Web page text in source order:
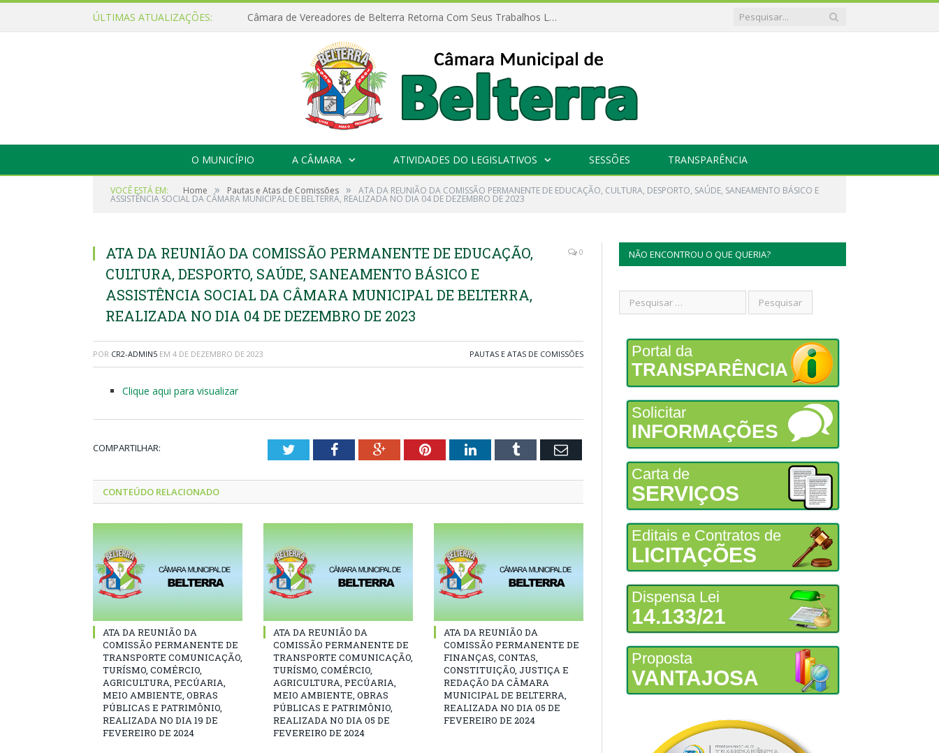
ÚLTIMAS ATUALIZAÇÕES: Câmara de Vereadores de Belterra Retorna Com Seus Trabalhos Legislativos
O MUNICÍPIO A CÂMARA ATIVIDADES DO LEGISLATIVOS SESSÕES TRANSPARÊNCIA
VOCÊ ESTÁ EM: Home » Pautas e Atas de Comissões » ATA DA REUNIÃO DA COMISSÃO PERMANENTE DE EDUCAÇÃO, CULTURA, DESPORTO, SAÚDE, SANEAMENTO BÁSICO E
ASSISTÊNCIA SOCIAL DA CÂMARA MUNICIPAL DE BELTERRA, REALIZADA NO DIA 04 DE DEZEMBRO DE 2023
ATA DA REUNIÃO DA COMISSÃO PERMANENTE DE EDUCAÇÃO,
CULTURA, DESPORTO, SAÚDE, SANEAMENTO BÁSICO E
ASSISTÊNCIA SOCIAL DA CÂMARA MUNICIPAL DE BELTERRA,
REALIZADA NO DIA 04 DE DEZEMBRO DE 2023
0
POR CR2-ADMIN5 EM 4 DE DEZEMBRO DE 2023 PAUTAS E ATAS DE COMISSÕES
Clique aqui para visualizar
COMPARTILHAR: TwitterFacebookGoogle+PinterestLinkedInTumblr Email
CONTEÚDO RELACIONADO
ATA DA REUNIÃO DA
COMISSÃO PERMANENTE DE
TRANSPORTE COMUNICAÇÃO,
TURÍSMO, COMÉRCIO,
AGRICULTURA, PECÚARIA,
MEIO AMBIENTE, OBRAS
PÚBLICAS E PATRIMÔNIO,
REALIZADA NO DIA 19 DE
FEVEREIRO DE 2024
ATA DA REUNIÃO DA
COMISSÃO PERMANENTE DE
TRANSPORTE COMUNICAÇÃO,
TURÍSMO, COMÉRCIO,
AGRICULTURA, PECÚARIA,
MEIO AMBIENTE, OBRAS
PÚBLICAS E PATRIMÔNIO,
REALIZADA NO DIA 05 DE
FEVEREIRO DE 2024
ATA DA REUNIÃO DA
COMISSÃO PERMANENTE DE
FINANÇAS, CONTAS,
CONSTITUIÇÃO, JUSTIÇA E
REDAÇÃO DA CÂMARA
MUNICIPAL DE BELTERRA,
REALIZADA NO DIA 05 DE
FEVEREIRO DE 2024
NÃO ENCONTROU O QUE QUERIA?
Portal da
TRANSPARÊNCIA
Solicitar
INFORMAÇÕES
Carta de
SERVIÇOS
Editais e Contratos de
LICITAÇÕES
Dispensa Lei
14.133/21
Proposta
VANTAJOSA